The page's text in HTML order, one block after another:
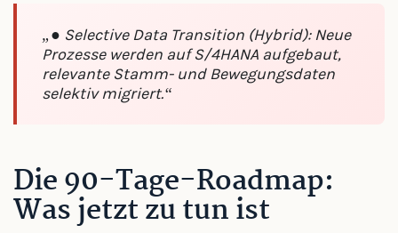
„● Selective Data Transition (Hybrid): Neue
Prozesse werden auf S/4HANA aufgebaut,
relevante Stamm- und Bewegungsdaten
selektiv migriert.“
Die 90-Tage-Roadmap:
Was jetzt zu tun ist